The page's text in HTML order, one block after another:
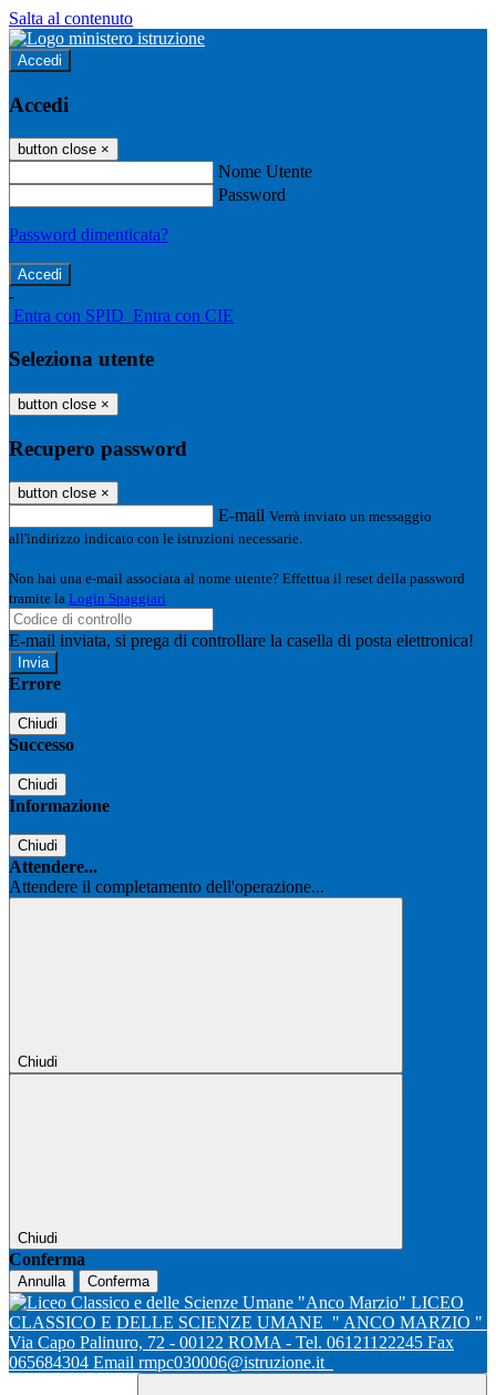
Salta al contenuto
Accedi
Accedi
button close ×
Nome Utente
Password
Password dimenticata?
-
Entra con SPID Entra con CIE
Seleziona utente
button close ×
Recupero password
button close ×
E-mail Verrà inviato un messaggio
all'indirizzo indicato con le istruzioni necessarie.
Non hai una e-mail associata al nome utente? Effettua il reset della password
tramite la Login Spaggiari
E-mail inviata, si prega di controllare la casella di posta elettronica!
Errore
Chiudi
Successo
Chiudi
Informazione
Chiudi
Attendere...
Attendere il completamento dell'operazione...
Chiudi
Chiudi
Conferma
Annulla Conferma
LICEO
CLASSICO E DELLE SCIENZE UMANE " ANCO MARZIO "
Via Capo Palinuro, 72 - 00122 ROMA - Tel. 06121122245 Fax
065684304 Email rmpc030006@istruzione.it